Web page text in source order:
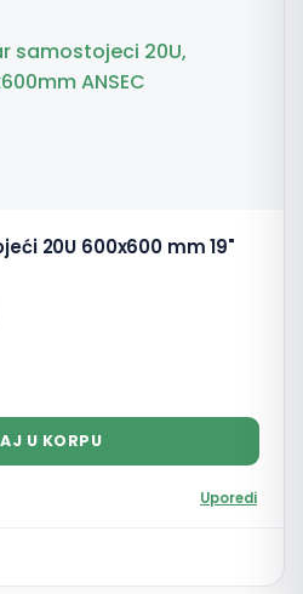
20U 600x600 mm 19"
U KORPU
Uporedi